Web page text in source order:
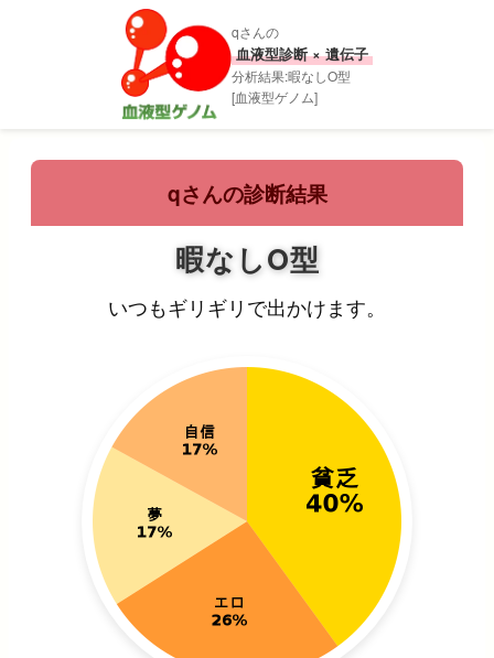
qさんの
血液型診断 × 遺伝子
分析結果:暇なしO型
[血液型ゲノム]
qさんの診断結果
暇なしO型
いつもギリギリで出かけます。